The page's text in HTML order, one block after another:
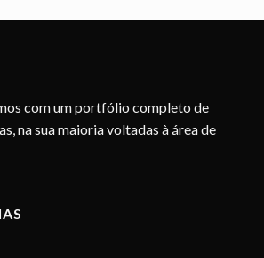
com um portfólio completo de
na sua maioria voltadas à área de